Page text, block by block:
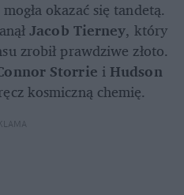
okazać się tandetą.
Jacob Tierney, który
zrobił prawdziwe złoto.
Storrie i Hudson
kosmiczną chemię.